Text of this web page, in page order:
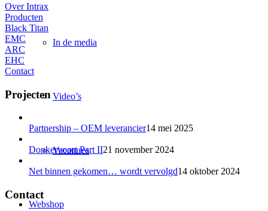
In de media
Video’s
Vacatures
Webshop
Over Intrax
Producten
Black Titan
EMC
ARC
EHC
Contact
Projecten
Partnership – OEM leverancier14 mei 2025
Donkervoort Part II21 november 2024
Net binnen gekomen… wordt vervolgd14 oktober 2024
Contact